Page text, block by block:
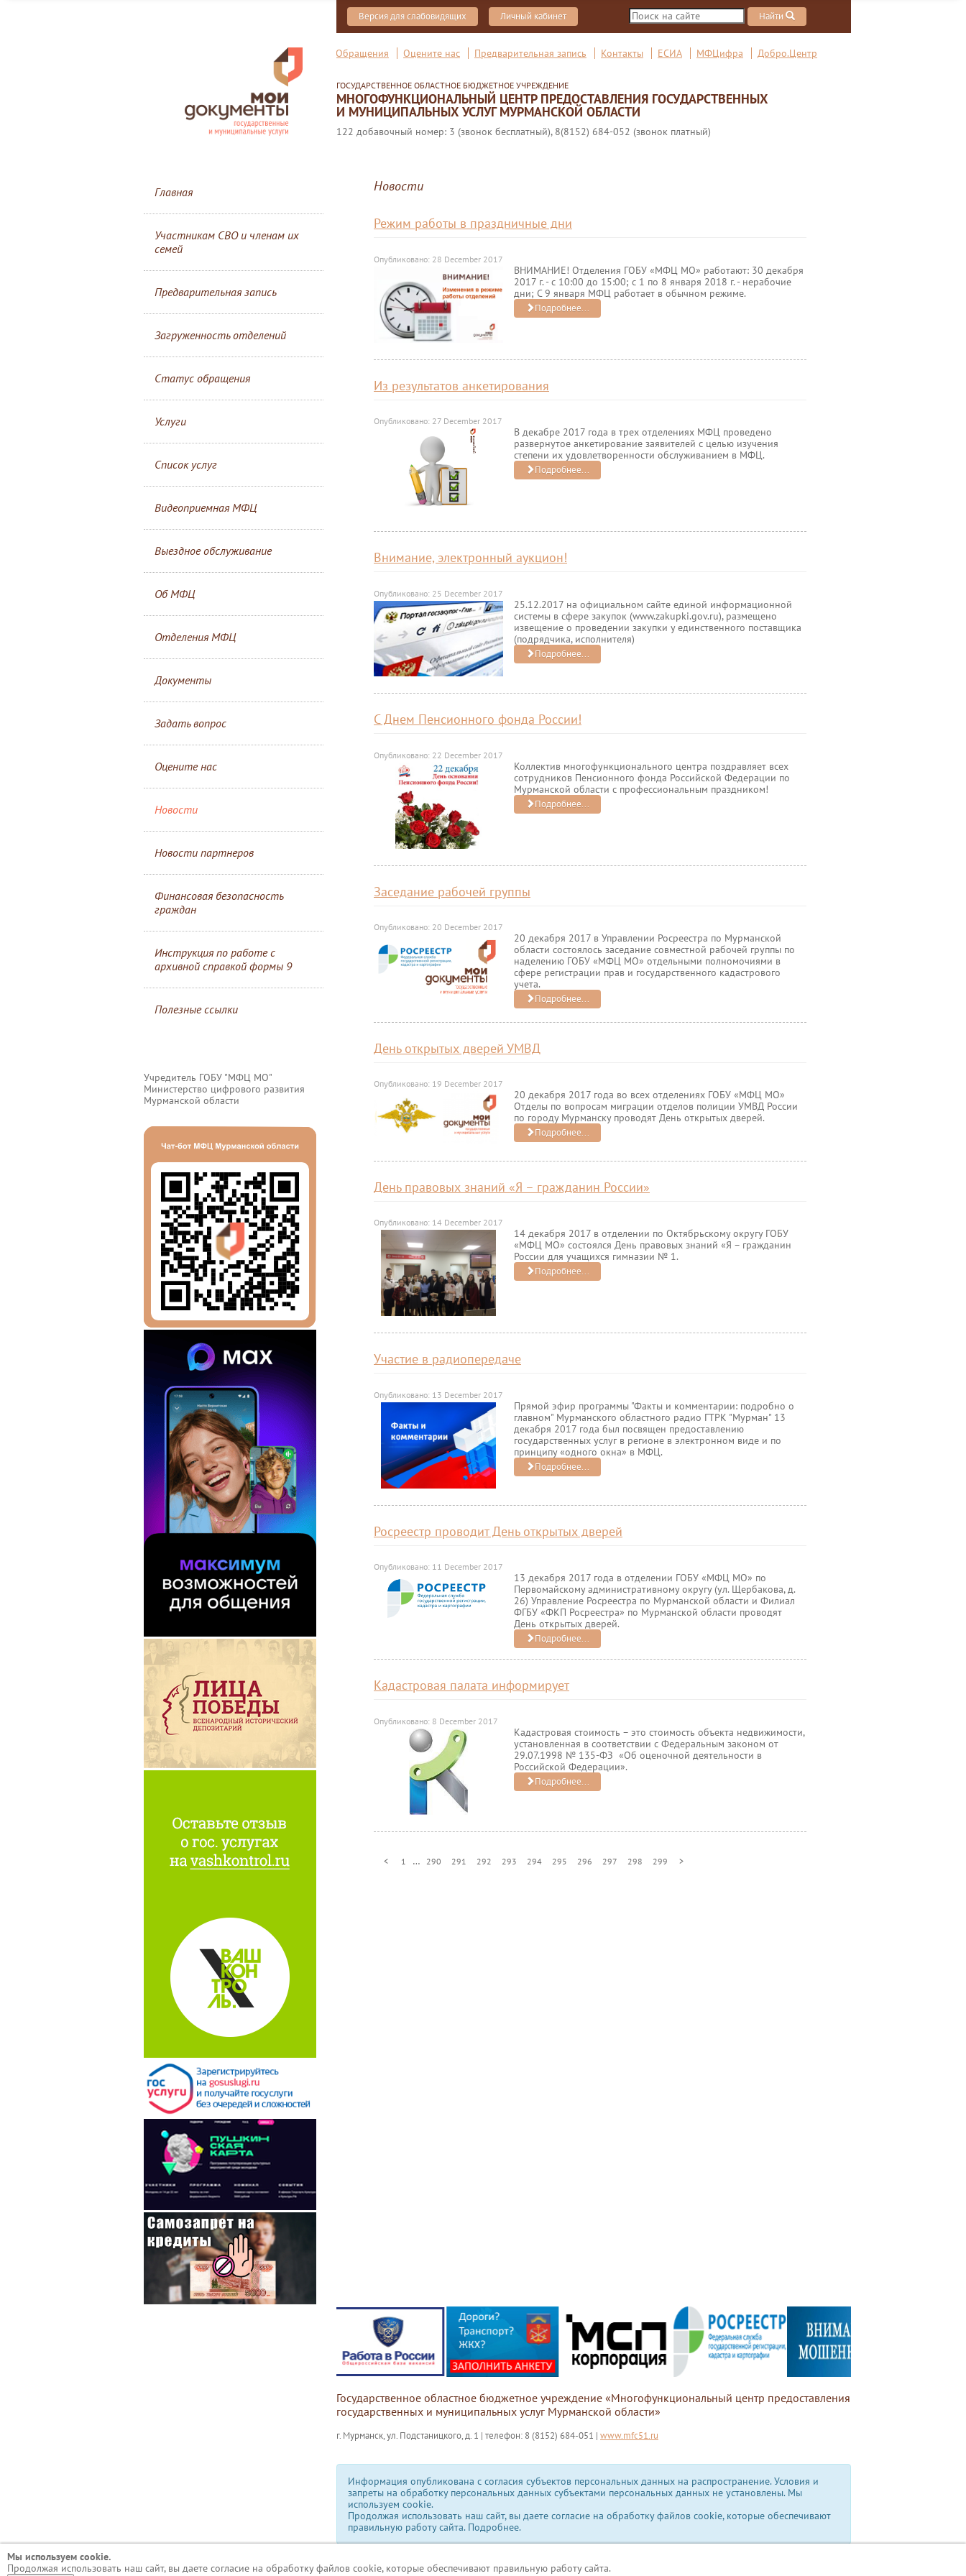
Версия для слабовидящих Личный кабинет Найти
Обращения Оцените нас Предварительная запись Контакты ЕСИА МФЦифра Добро.Центр
ГОСУДАРСТВЕННОЕ ОБЛАСТНОЕ БЮДЖЕТНОЕ УЧРЕЖДЕНИЕ
МНОГОФУНКЦИОНАЛЬНЫЙ ЦЕНТР ПРЕДОСТАВЛЕНИЯ ГОСУДАРСТВЕННЫХ
И МУНИЦИПАЛЬНЫХ УСЛУГ МУРМАНСКОЙ ОБЛАСТИ
122 добавочный номер: 3 (звонок бесплатный), 8(8152) 684-052 (звонок платный)
Главная
Участникам СВО и членам их
семей
Предварительная запись
Загруженность отделений
Статус обращения
Услуги
Список услуг
Видеоприемная МФЦ
Выездное обслуживание
Об МФЦ
Отделения МФЦ
Документы
Задать вопрос
Оцените нас
Новости
Новости партнеров
Финансовая безопасность
граждан
Инструкция по работе с
архивной справкой формы 9
Полезные ссылки
Учредитель ГОБУ "МФЦ МО"
Министерство цифрового развития
Мурманской области
Новости
Режим работы в праздничные дни
Опубликовано: 28 December 2017
ВНИМАНИЕ! Отделения ГОБУ «МФЦ МО» работают: 30 декабря
2017 г. - с 10:00 до 15:00; с 1 по 8 января 2018 г. - нерабочие
дни; С 9 января МФЦ работает в обычном режиме.
Подробнее...
Из результатов анкетирования
Опубликовано: 27 December 2017
В декабре 2017 года в трех отделениях МФЦ проведено
развернутое анкетирование заявителей с целью изучения
степени их удовлетворенности обслуживанием в МФЦ.
Подробнее...
Внимание, электронный аукцион!
Опубликовано: 25 December 2017
25.12.2017 на официальном сайте единой информационной
системы в сфере закупок (www.zakupki.gov.ru), размещено
извещение о проведении закупки у единственного поставщика
(подрядчика, исполнителя)
Подробнее...
С Днем Пенсионного фонда России!
Опубликовано: 22 December 2017
Коллектив многофункционального центра поздравляет всех
сотрудников Пенсионного фонда Российской Федерации по
Мурманской области с профессиональным праздником!
Подробнее...
Заседание рабочей группы
Опубликовано: 20 December 2017
20 декабря 2017 в Управлении Росреестра по Мурманской
области состоялось заседание совместной рабочей группы по
наделению ГОБУ «МФЦ МО» отдельными полномочиями в
сфере регистрации прав и государственного кадастрового
учета.
Подробнее...
День открытых дверей УМВД
Опубликовано: 19 December 2017
20 декабря 2017 года во всех отделениях ГОБУ «МФЦ МО»
Отделы по вопросам миграции отделов полиции УМВД России
по городу Мурманску проводят День открытых дверей.
Подробнее...
День правовых знаний «Я – гражданин России»
Опубликовано: 14 December 2017
14 декабря 2017 в отделении по Октябрьскому округу ГОБУ
«МФЦ МО» состоялся День правовых знаний «Я – гражданин
России для учащихся гимназии № 1.
Подробнее...
Участие в радиопередаче
Опубликовано: 13 December 2017
Прямой эфир программы "Факты и комментарии: подробно о
главном" Мурманского областного радио ГТРК "Мурман" 13
декабря 2017 года был посвящен предоставлению
государственных услуг в регионе в электронном виде и по
принципу «одного окна» в МФЦ.
Подробнее...
Росреестр проводит День открытых дверей
Опубликовано: 11 December 2017
13 декабря 2017 года в отделении ГОБУ «МФЦ МО» по
Первомайскому административному округу (ул. Щербакова, д.
26) Управление Росреестра по Мурманской области и Филиал
ФГБУ «ФКП Росреестра» по Мурманской области проводят
День открытых дверей.
Подробнее...
Кадастровая палата информирует
Опубликовано: 8 December 2017
Кадастровая стоимость – это стоимость объекта недвижимости,
установленная в соответствии с Федеральным законом от
29.07.1998 № 135-ФЗ «Об оценочной деятельности в
Российской Федерации».
Подробнее...
< 1 … 290 291 292 293 294 295 296 297 298 299 >
Государственное областное бюджетное учреждение «Многофункциональный центр предоставления
государственных и муниципальных услуг Мурманской области»
г. Мурманск, ул. Подстаницкого, д. 1 | телефон: 8 (8152) 684-051 | www.mfc51.ru
Информация опубликована с согласия субъектов персональных данных на распространение. Условия и
запреты на обработку персональных данных субъектами персональных данных не установлены. Мы
используем сookie.
Продолжая использовать наш сайт, вы даете согласие на обработку файлов cookie, которые обеспечивают
правильную работу сайта. Подробнее.
Мы используем сookie.
Продолжая использовать наш сайт, вы даете согласие на обработку файлов cookie, которые обеспечивают правильную работу сайта.